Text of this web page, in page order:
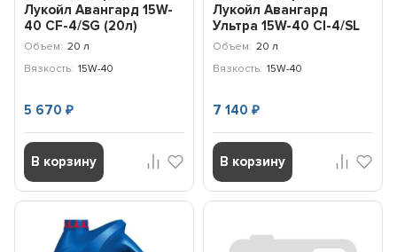
Лукойл Авангард 15W-
40 CF-4/SG (20л)
3629005
Объем: 20 л
Вязкость: 15W-40
5 670₽
В корзину
Лукойл Авангард
Ультра 15W-40 Cl-4/SL
(20л) 3607924
Объем: 20 л
Вязкость: 15W-40
7 140 ₽
В корзину